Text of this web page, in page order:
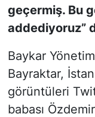
geçermiş. Bu
addediyoruz”
Baykar
Bayraktar,
görüntüleri
babası
TÜRKİYE
VİDEO
YAŞAM